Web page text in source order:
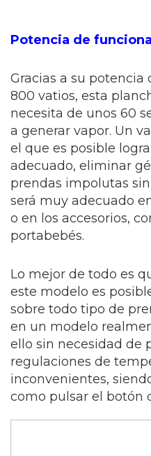
Potencia de
Gracias a su
800 vatios, esta
necesita de unos 60
a generar vapor. Un
el que es posible
adecuado, eliminar
prendas impolutas
será muy adecuado
o en los accesorios,
portabebés.
Lo mejor de todo es
este modelo es
sobre todo tipo de
en un modelo
ello sin necesidad de
regulaciones de
inconvenientes,
como pulsar el botón